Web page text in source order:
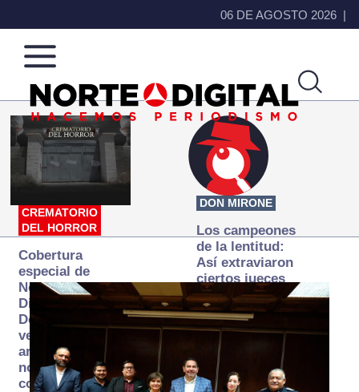
06 DE AGOSTO 2026
Norte
de
Ciudad
Más
que
noticias,
hacemos periodismo
CREMATORIO
DEL HORROR
Cobertura
especial de
Norte
Digital:
Donde la
verdad
arde… pero
no se
consume
DON MIRONE
Los campeones
de la lentitud:
Así extraviaron
ciertos jueces
la justicia
expedita